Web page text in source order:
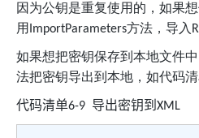
因为公钥是重复使用的，如果
用 ImportParameters方法，导入
如果想把密钥保存到本地文件
法把密钥导出到本地，如代码
代码清单6-9 导出密钥到 XML